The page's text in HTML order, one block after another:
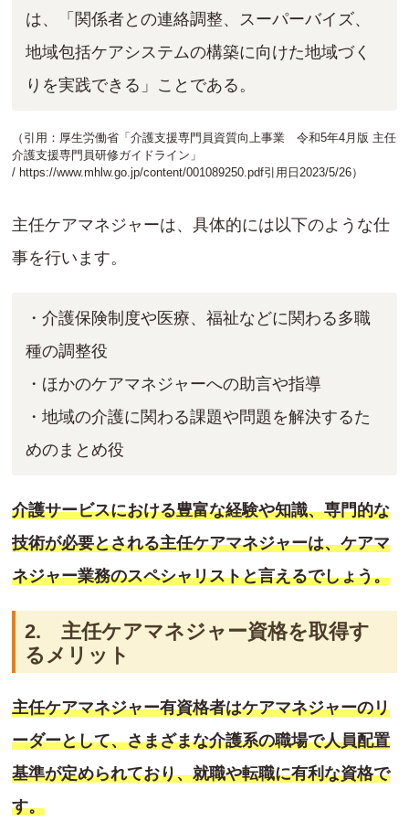
は、「関係者との連絡調整、スーパーバイズ、
地域包括ケアシステムの構築に向けた地域づく
りを実践できる」ことである。
（引用：厚生労働省「介護支援専門員資質向上事業 令和5年4月版 主任
介護支援専門員研修ガイドライン」
/ https://www.mhlw.go.jp/content/001089250.pdf引用日2023/5/26）
主任ケアマネジャーは、具体的には以下のような仕
事を行います。
・介護保険制度や医療、福祉などに関わる多職
種の調整役
・ほかのケアマネジャーへの助言や指導
・地域の介護に関わる課題や問題を解決するた
めのまとめ役
介護サービスにおける豊富な経験や知識、専門的な
技術が必要とされる主任ケアマネジャーは、ケアマ
ネジャー業務のスペシャリストと言えるでしょう。
2. 主任ケアマネジャー資格を取得す
るメリット
主任ケアマネジャー有資格者はケアマネジャーのリ
ーダーとして、さまざまな介護系の職場で人員配置
基準が定められており、就職や転職に有利な資格で
す。